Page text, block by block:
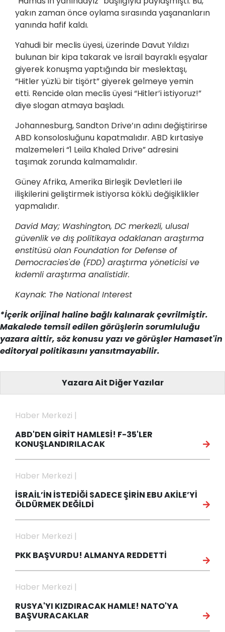
yakın zaman önce oylama sırasında yaşananların
yanında hafif kaldı.
Yahudi bir meclis üyesi, üzerinde Davut Yıldızı
bulunan bir kipa takarak ve İsrail bayraklı eşyalar
giyerek konuşma yaptığında bir meslektaşı,
“Hitler yüzlü bir tişört” giyerek gelmeye yemin
etti. Rencide olan meclis üyesi “Hitler’i istiyoruz!”
diye slogan atmaya başladı.
Johannesburg, Sandton Drive’ın adını değiştirirse
ABD konsolosluğunu kapatmalıdır. ABD kırtasiye
malzemeleri “1 Leila Khaled Drive” adresini
taşımak zorunda kalmamalıdır.
Güney Afrika, Amerika Birleşik Devletleri ile
ilişkilerini geliştirmek istiyorsa köklü değişiklikler
yapmalıdır.
David May; Washington, DC merkezli, ulusal
güvenlik ve dış politikaya odaklanan araştırma
enstitüsü olan Foundation for Defense of
Democracies'de (FDD) araştırma yöneticisi ve
kıdemli araştırma analistidir.
Kaynak: The National Interest
*İçerik orijinal haline bağlı kalınarak çevrilmiştir.
Makalede temsil edilen görüşlerin sorumluluğu
yazara aittir, söz konusu yazı ve görüşler Hamaset'in
editoryal politikasını yansıtmayabilir.
Yazara Ait Diğer Yazılar
Haber Merkezi |
ABD'DEN GİRİT HAMLESİ! F-35'LER
KONUŞLANDIRILACAK
Haber Merkezi |
İSRAİL’İN İSTEDİĞİ SADECE ŞİRİN EBU AKİLE’Yİ
ÖLDÜRMEK DEĞİLDİ
Haber Merkezi |
PKK BAŞVURDU! ALMANYA REDDETTİ
Haber Merkezi |
RUSYA'YI KIZDIRACAK HAMLE! NATO'YA
BAŞVURACAKLAR